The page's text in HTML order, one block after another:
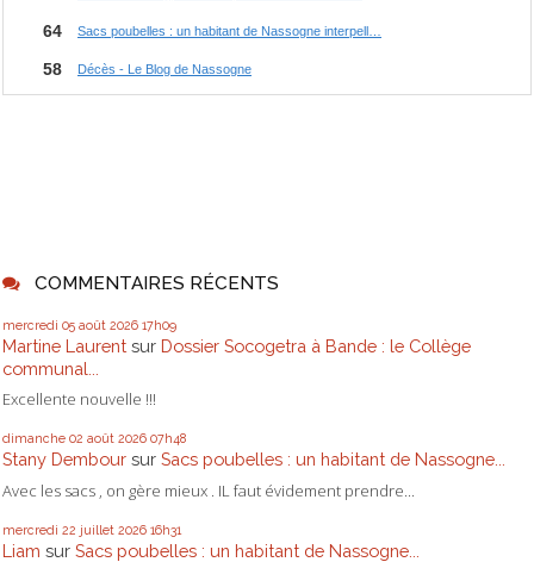
COMMENTAIRES RÉCENTS
mercredi 05 août 2026 17h09
Martine Laurent sur Dossier Socogetra à Bande : le Collège
communal...
Excellente nouvelle !!!
dimanche 02 août 2026 07h48
Stany Dembour sur Sacs poubelles : un habitant de Nassogne...
Avec les sacs , on gère mieux . IL faut évidement prendre...
mercredi 22 juillet 2026 16h31
Liam sur Sacs poubelles : un habitant de Nassogne...